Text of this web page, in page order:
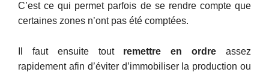
C’est ce qui permet parfois de se rendre compte que
certaines zones n’ont pas été comptées.
Il faut ensuite tout remettre en ordre assez
rapidement afin d’éviter d’immobiliser la production ou